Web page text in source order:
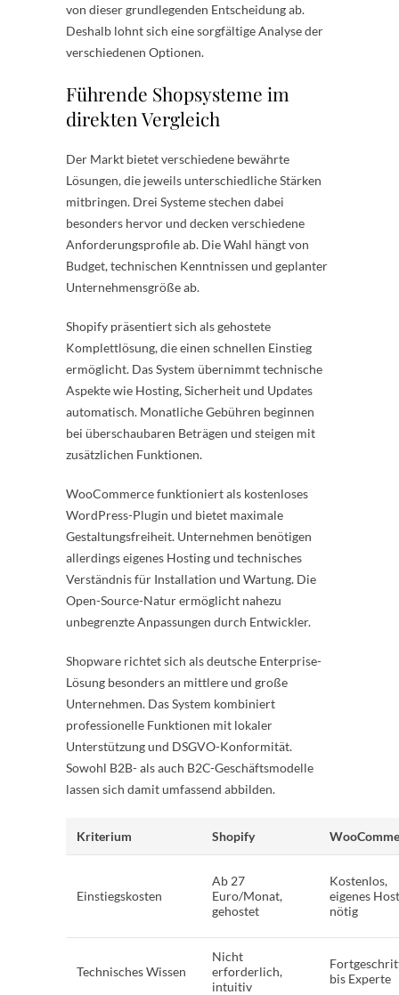
von dieser grundlegenden Entscheidung ab.
Deshalb lohnt sich eine sorgfältige Analyse der
verschiedenen Optionen.
Führende Shopsysteme im
direkten Vergleich
Der Markt bietet verschiedene bewährte
Lösungen, die jeweils unterschiedliche Stärken
mitbringen. Drei Systeme stechen dabei
besonders hervor und decken verschiedene
Anforderungsprofile ab. Die Wahl hängt von
Budget, technischen Kenntnissen und geplanter
Unternehmensgröße ab.
Shopify präsentiert sich als gehostete
Komplettlösung, die einen schnellen Einstieg
ermöglicht. Das System übernimmt technische
Aspekte wie Hosting, Sicherheit und Updates
automatisch. Monatliche Gebühren beginnen
bei überschaubaren Beträgen und steigen mit
zusätzlichen Funktionen.
WooCommerce funktioniert als kostenloses
WordPress-Plugin und bietet maximale
Gestaltungsfreiheit. Unternehmen benötigen
allerdings eigenes Hosting und technisches
Verständnis für Installation und Wartung. Die
Open-Source-Natur ermöglicht nahezu
unbegrenzte Anpassungen durch Entwickler.
Shopware richtet sich als deutsche Enterprise-
Lösung besonders an mittlere und große
Unternehmen. Das System kombiniert
professionelle Funktionen mit lokaler
Unterstützung und DSGVO-Konformität.
Sowohl B2B- als auch B2C-Geschäftsmodelle
lassen sich damit umfassend abbilden.
Kriterium Shopify
Einstiegskosten
Ab 27
Euro/Monat,
gehostet
Kostenlos,
eigenes
nötig
Technisches Wissen
Nicht
erforderlich,
intuitiv
bis Experte